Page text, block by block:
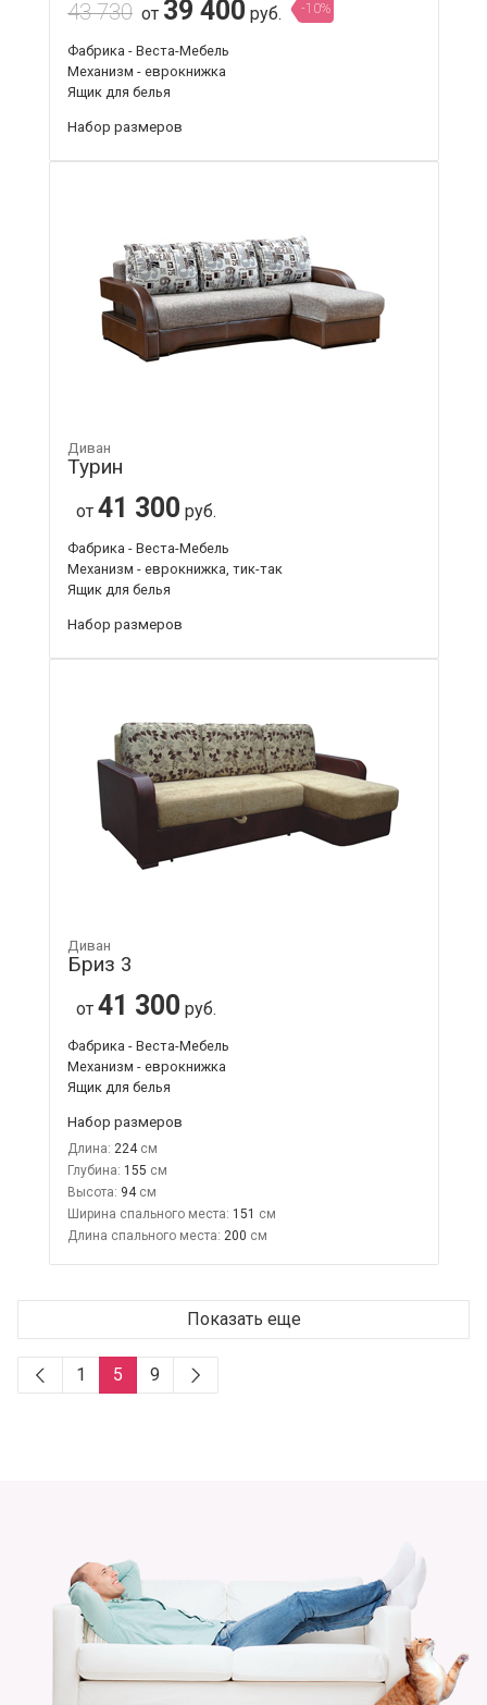
43 730 от 39 400 руб. -10%
Фабрика - Веста-Мебель
Механизм - еврокнижка
Ящик для белья
Набор размеров
Диван
Турин
от 41 300 руб.
Фабрика - Веста-Мебель
Механизм - еврокнижка, тик-так
Ящик для белья
Набор размеров
Диван
Бриз 3
от 41 300 руб.
Фабрика - Веста-Мебель
Механизм - еврокнижка
Ящик для белья
Набор размеров
Длина: 224
Глубина: 155
Высота: 94
Ширина спального места: 151
Длина спального места: 200
Показать еще
1 5 9